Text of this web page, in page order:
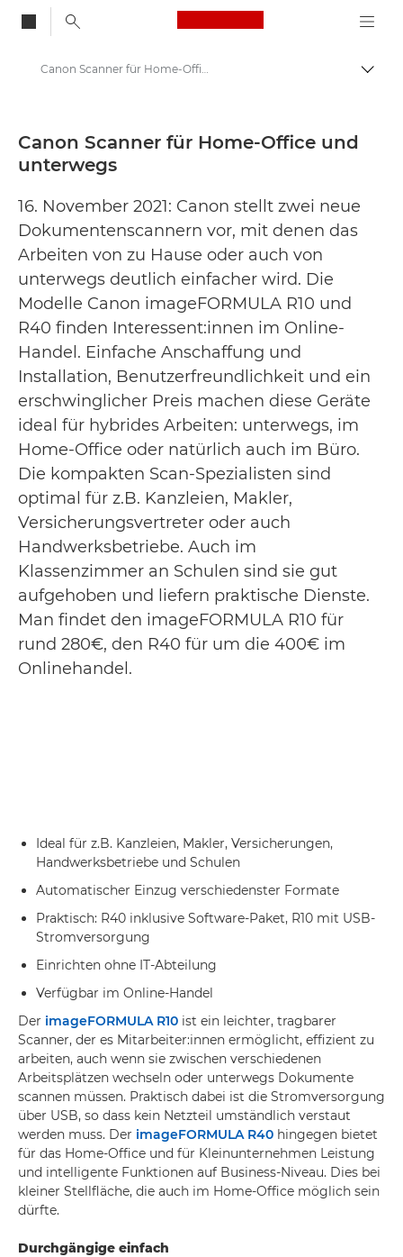
Canon Logo, back
Auf
Newsroom
Canon Scanner für Home-Office und unterwegs - Canon Presse Center
Canon Scanner für Home-Office und
unterwegs
16. November 2021: Canon stellt zwei neue
Dokumentenscannern vor, mit denen das
Arbeiten von zu Hause oder auch von
unterwegs deutlich einfacher wird. Die
Modelle Canon imageFORMULA R10 und
R40 finden Interessent:innen im Online-
Handel. Einfache Anschaffung und
Installation, Benutzerfreundlichkeit und ein
erschwinglicher Preis machen diese Geräte
ideal für hybrides Arbeiten: unterwegs, im
Home-Office oder natürlich auch im Büro.
Die kompakten Scan-Spezialisten sind
optimal für z.B. Kanzleien, Makler,
Versicherungsvertreter oder auch
Handwerksbetriebe. Auch im
Klassenzimmer an Schulen sind sie gut
aufgehoben und liefern praktische Dienste.
Man findet den imageFORMULA R10 für
rund 280€, den R40 für um die 400€ im
Onlinehandel.
Ideal für z.B. Kanzleien, Makler, Versicherungen,
Handwerksbetriebe und Schulen
Automatischer Einzug verschiedenster Formate
Praktisch: R40 inklusive Software-Paket, R10 mit USB-
Stromversorgung
Einrichten ohne IT-Abteilung
Verfügbar im Online-Handel
Der imageFORMULA R10 ist ein leichter, tragbarer
Scanner, der es Mitarbeiter:innen ermöglicht, effizient zu
arbeiten, auch wenn sie zwischen verschiedenen
Arbeitsplätzen wechseln oder unterwegs Dokumente
scannen müssen. Praktisch dabei ist die Stromversorgung
über USB, so dass kein Netzteil umständlich verstaut
werden muss. Der imageFORMULA R40 hingegen bietet
für das Home-Office und für Kleinunternehmen Leistung
und intelligente Funktionen auf Business-Niveau. Dies bei
kleiner Stellfläche, die auch im Home-Office möglich sein
dürfte.
Durchgängige einfach